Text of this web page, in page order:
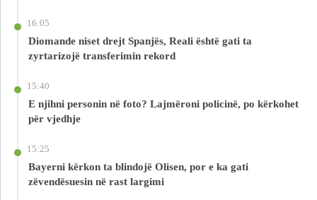
16:05
Diomande niset drejt Spanjës, Reali është gati ta
zyrtarizojë transferimin rekord
15:40
E njihni personin në foto? Lajmëroni policinë, po kërkohet
për vjedhje
15:25
Bayerni kërkon ta blindojë Olisen, por e ka gati
zëvendësuesin në rast largimi